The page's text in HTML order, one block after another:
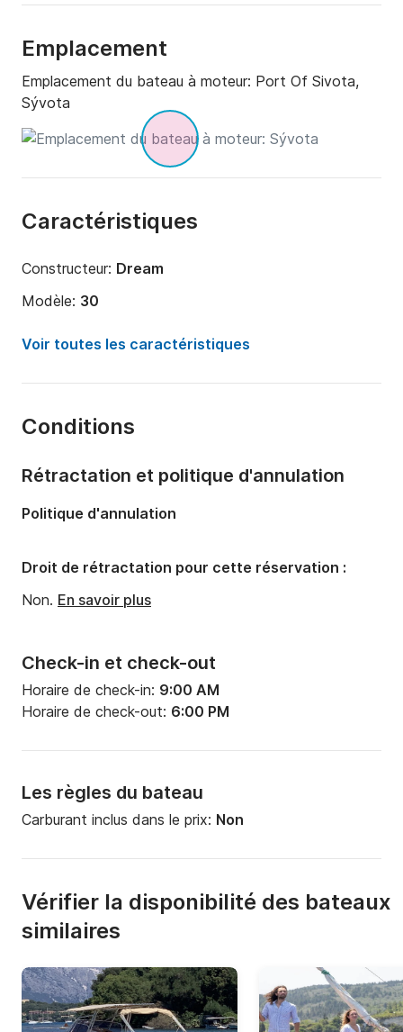
Emplacement
Emplacement du bateau à moteur: Port Of Sivota,
Sývota
Caractéristiques
Constructeur: Dream
Modèle: 30
Puissance moteur:
Capacité à bord:
Voir toutes les caractéristiques
Conditions
Check-in et check-out
Horaire de check-in: 9:00 AM
Horaire de check-out: 6:00 PM
Les règles du bateau
Carburant inclus dans le prix: Non
Rétractation et politique d'annulation
Politique d'annulation
Droit de rétractation pour cette réservation :
Non. En savoir plus
Vérifier la disponibilité des bateaux
similaires